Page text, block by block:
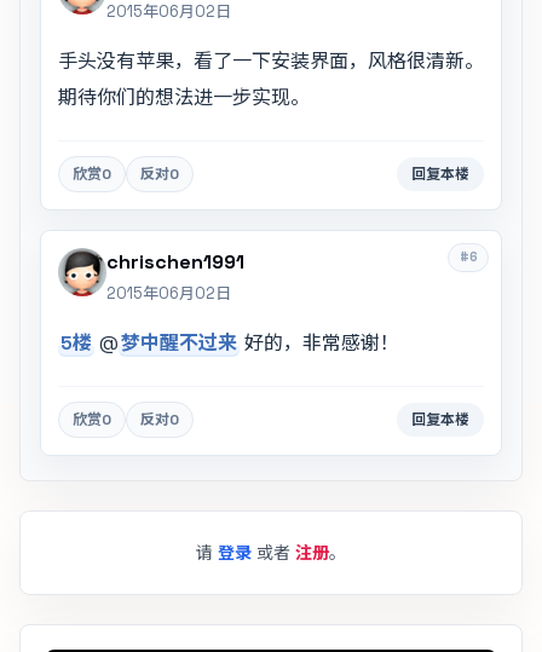
2015年06月02日
手头没有苹果，看了一下安装界面，风格很清新。
期待你们的想法进一步实现。
欣赏0 反对0 回复本楼
#6
chrischen1991
2015年06月02日
5楼 @梦中醒不过来 好的，非常感谢！
欣赏0 反对0 回复本楼
请 登录 或者 注册。